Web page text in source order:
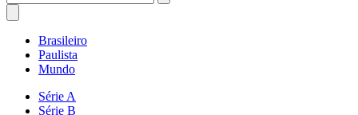
Brasileiro
Paulista
Mundo
Série A
Série B